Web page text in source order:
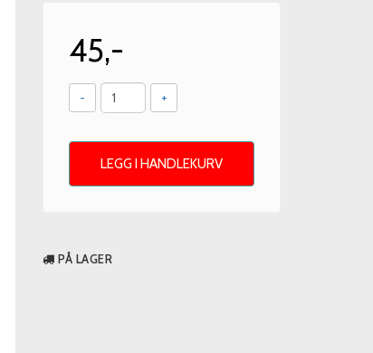
45,-
- +
LEGG I HANDLEKURV
PÅ LAGER